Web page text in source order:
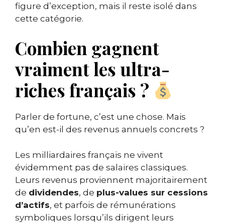
figure d’exception, mais il reste isolé dans
cette catégorie.
Combien gagnent
vraiment les ultra-
riches français ?
Parler de fortune, c’est une chose. Mais
qu’en est-il des revenus annuels concrets ?
Les milliardaires français ne vivent
évidemment pas de salaires classiques.
Leurs revenus proviennent majoritairement
de dividendes, de plus-values sur cessions
d’actifs, et parfois de rémunérations
symboliques lorsqu’ils dirigent leurs